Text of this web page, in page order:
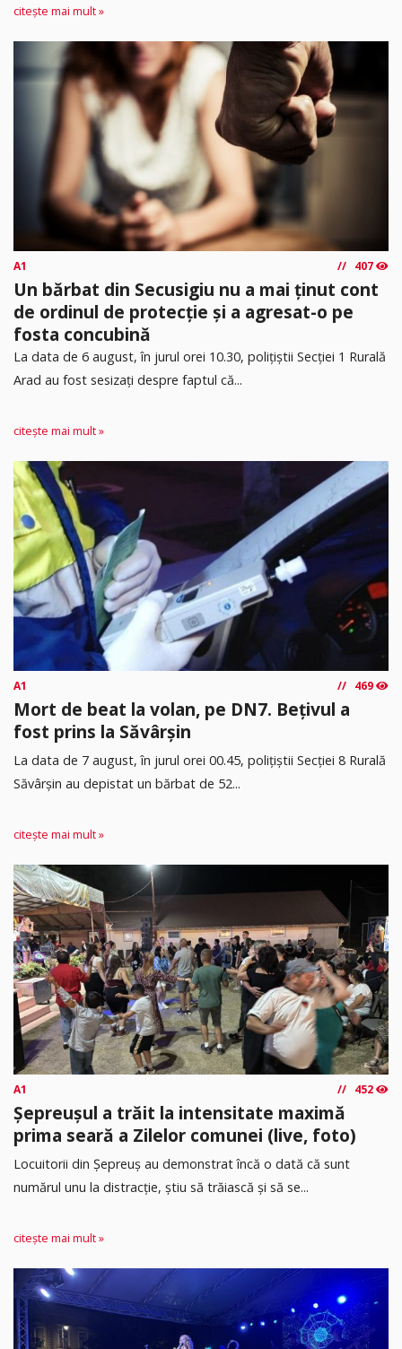
citește mai mult »
A1 407
Un bărbat din Secusigiu nu a mai ținut cont
de ordinul de protecție și a agresat-o pe
fosta concubină
​La data de 6 august, în jurul orei 10.30, polițiștii Secției 1 Rurală
Arad au fost sesizați despre faptul că...
citește mai mult »
A1 469
Mort de beat la volan, pe DN7. Bețivul a
fost prins la Săvârșin
​La data de 7 august, în jurul orei 00.45, polițiștii Secției 8 Rurală
Săvârșin au depistat un bărbat de 52...
citește mai mult »
A1 452
Șepreușul a trăit la intensitate maximă
prima seară a Zilelor comunei (live, foto)
Locuitorii din Șepreuș au demonstrat încă o dată că sunt
numărul unu la distracție, știu să trăiască și să se...
citește mai mult »